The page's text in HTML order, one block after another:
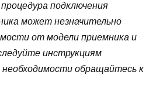
подключения
может незначительно
от модели приемника и
инструкциям
необходимости обращайтесь к